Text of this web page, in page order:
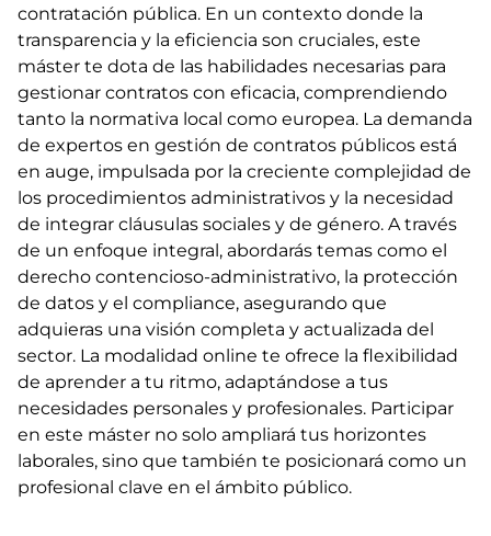
contratación pública. En un contexto donde la
transparencia y la eficiencia son cruciales, este
máster te dota de las habilidades necesarias para
gestionar contratos con eficacia, comprendiendo
tanto la normativa local como europea. La demanda
de expertos en gestión de contratos públicos está
en auge, impulsada por la creciente complejidad de
los procedimientos administrativos y la necesidad
de integrar cláusulas sociales y de género. A través
de un enfoque integral, abordarás temas como el
derecho contencioso-administrativo, la protección
de datos y el compliance, asegurando que
adquieras una visión completa y actualizada del
sector. La modalidad online te ofrece la flexibilidad
de aprender a tu ritmo, adaptándose a tus
necesidades personales y profesionales. Participar
en este máster no solo ampliará tus horizontes
laborales, sino que también te posicionará como un
profesional clave en el ámbito público.